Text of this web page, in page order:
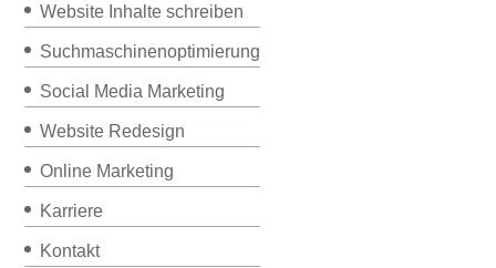
Website Inhalte schreiben
Suchmaschinenoptimierung
Social Media Marketing
Website Redesign
Online Marketing
Karriere
Kontakt